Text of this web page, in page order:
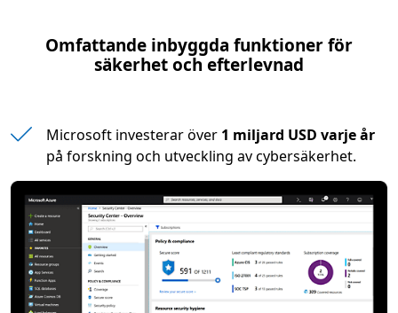
Omfattande inbyggda funktioner för
säkerhet och efterlevnad
Microsoft investerar över 1 miljard USD varje år
på forskning och utveckling av cybersäkerhet.